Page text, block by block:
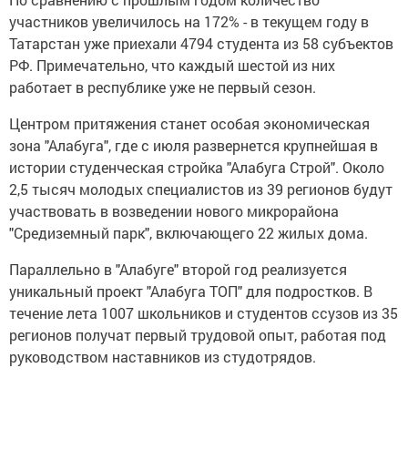
участников увеличилось на 172% - в текущем году в
Татарстан уже приехали 4794 студента из 58 субъектов
РФ. Примечательно, что каждый шестой из них
работает в республике уже не первый сезон.
Центром притяжения станет особая экономическая
зона "Алабуга", где с июля развернется крупнейшая в
истории студенческая стройка "Алабуга Строй". Около
2,5 тысяч молодых специалистов из 39 регионов будут
участвовать в возведении нового микрорайона
"Средиземный парк", включающего 22 жилых дома.
Параллельно в "Алабуге" второй год реализуется
уникальный проект "Алабуга ТОП" для подростков. В
течение лета 1007 школьников и студентов ссузов из 35
регионов получат первый трудовой опыт, работая под
руководством наставников из студотрядов.